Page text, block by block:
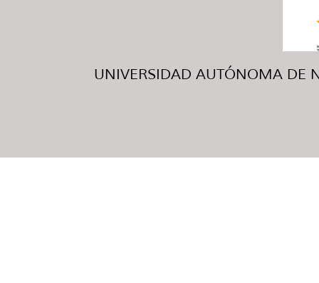
UNIVERSIDAD AUTÓNOMA DE